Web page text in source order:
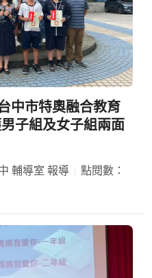
中市特奧融合教育
子組及女子組兩面
輔導室 報導
點閱數：